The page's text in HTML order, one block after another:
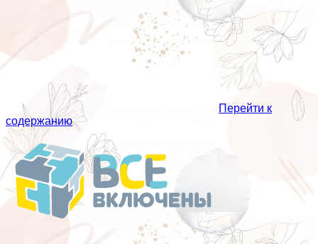
Перейти к
содержанию